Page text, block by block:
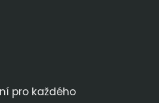
pro každého